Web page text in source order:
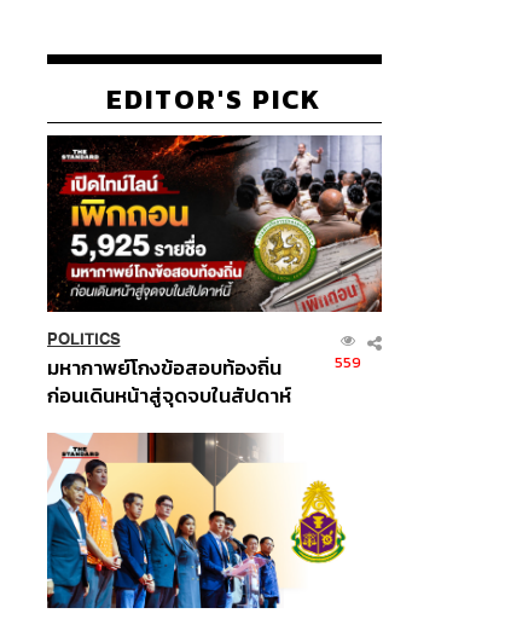
EDITOR'S PICK
POLITICS
มหากาพย์โกงข้อสอบท้องถิ่น
ก่อนเดินหน้าสู่จุดจบในสัปดาห์
559